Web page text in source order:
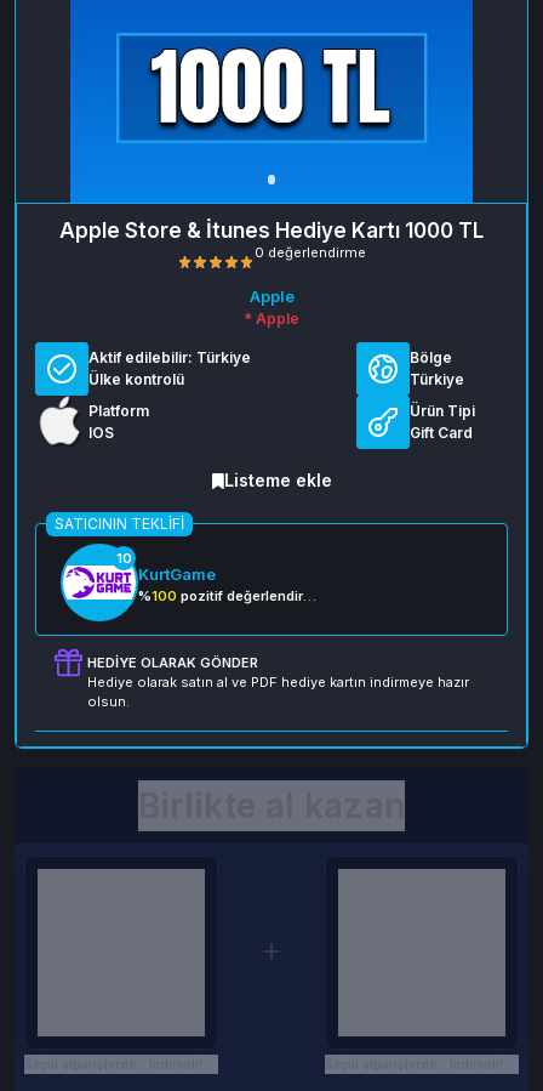
Apple Store & İtunes Hediye Kartı 1000 TL
0 değerlendirme
Apple
* Apple
Aktif edilebilir: Türkiye
Ülke kontrolü
Bölge
Türkiye
Platform
IOS
Ürün Tipi
Gift Card
Listeme ekle
SATICININ TEKLIFI
10
KurtGame
%100 pozitif değerlendirme
HEDIYE OLARAK GÖNDER
Hediye olarak satın al ve PDF hediye kartın indirmeye hazır
olsun.